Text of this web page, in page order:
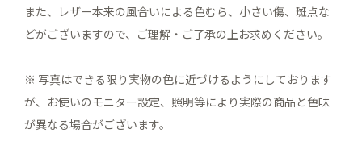
また、レザー本来の風合いによる色むら、小さい傷、斑点な
どがございますので、ご理解・ご了承の上お求めください。
※ 写真はできる限り実物の色に近づけるようにしております
が、お使いのモニター設定、照明等により実際の商品と色味
が異なる場合がございます。